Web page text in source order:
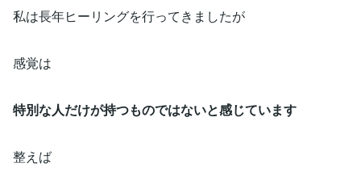
私は長年ヒーリングを行ってきましたが
感覚は
特別な人だけが持つものではないと感じています
整えば